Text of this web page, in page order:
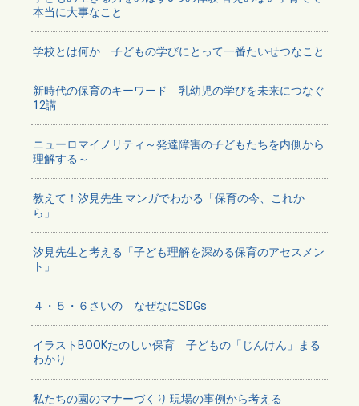
本当に大事なこと
学校とは何か 子どもの学びにとって一番たいせつなこと
新時代の保育のキーワード 乳幼児の学びを未来につなぐ
12講
ニューロマイノリティ～発達障害の子どもたちを内側から
理解する～
教えて！汐見先生 マンガでわかる「保育の今、これか
ら」
汐見先生と考える「子ども理解を深める保育のアセスメン
ト」
４・５・６さいの なぜなにSDGs
イラストBOOKたのしい保育 子どもの「じんけん」まる
わかり
私たちの園のマナーづくり 現場の事例から考える